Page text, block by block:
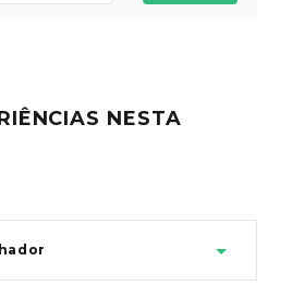
NESTA